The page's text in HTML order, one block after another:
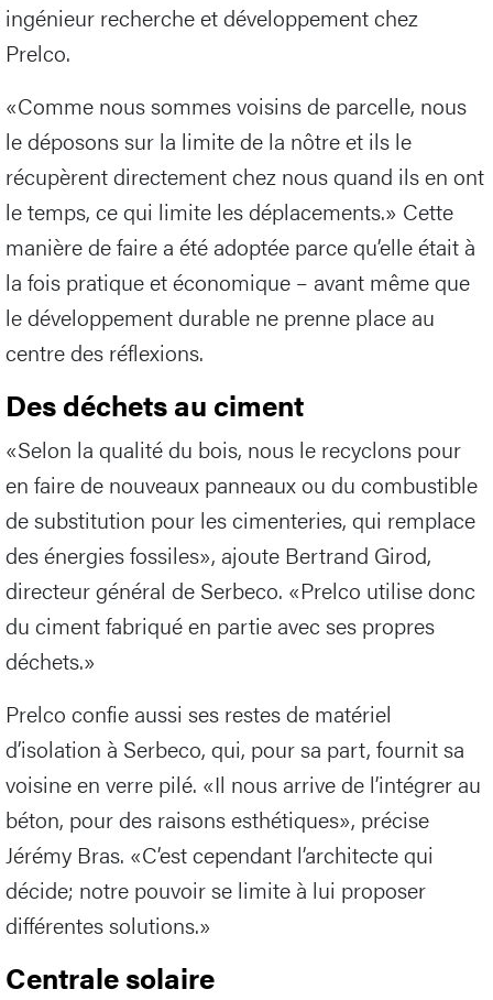
ingénieur recherche et développement chez
Prelco.
«Comme nous sommes voisins de parcelle, nous
le déposons sur la limite de la nôtre et ils le
récupèrent directement chez nous quand ils en ont
le temps, ce qui limite les déplacements.» Cette
manière de faire a été adoptée parce qu’elle était à
la fois pratique et économique – avant même que
le développement durable ne prenne place au
centre des réflexions.
Des déchets au ciment
«Selon la qualité du bois, nous le recyclons pour
en faire de nouveaux panneaux ou du combustible
de substitution pour les cimenteries, qui remplace
des énergies fossiles», ajoute Bertrand Girod,
directeur général de Serbeco. «Prelco utilise donc
du ciment fabriqué en partie avec ses propres
déchets.»
Prelco confie aussi ses restes de matériel
d’isolation à Serbeco, qui, pour sa part, fournit sa
voisine en verre pilé. «Il nous arrive de l’intégrer au
béton, pour des raisons esthétiques», précise
Jérémy Bras. «C’est cependant l’architecte qui
décide; notre pouvoir se limite à lui proposer
différentes solutions.»
Centrale solaire